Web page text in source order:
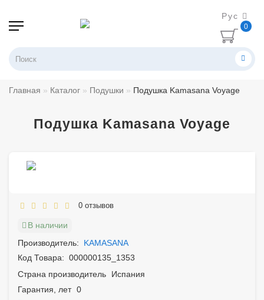
Рус
0
Главная Каталог Подушки Подушка Kamasana Voyage
Подушка Kamasana Voyage
0 отзывов
В наличии
Производитель:
KAMASANA
Код Товара: 000000135_1353
Страна производитель
Испания
Гарантия, лет 0